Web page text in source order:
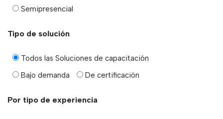
Semipresencial
Tipo de solución
Todos las Soluciones de capacitación
Bajo demanda
De certificación
Por tipo de experiencia